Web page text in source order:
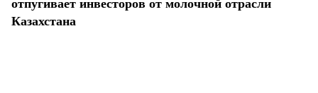
отпугивает инвесторов от молочной отрасли
Казахстана